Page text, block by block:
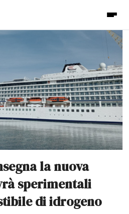
la nuova
sperimentali
di idrogeno